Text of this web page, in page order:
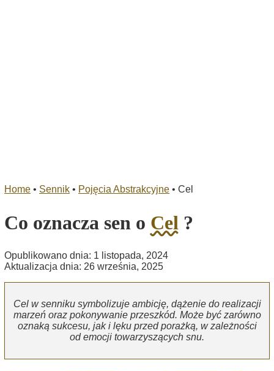
Home • Sennik • Pojęcia Abstrakcyjne • Cel
Co oznacza sen o Cel ?
Opublikowano dnia: 1 listopada, 2024
Aktualizacja dnia: 26 września, 2025
Cel w senniku symbolizuje ambicję, dążenie do realizacji
marzeń oraz pokonywanie przeszkód. Może być zarówno
oznaką sukcesu, jak i lęku przed porażką, w zależności
od emocji towarzyszących snu.